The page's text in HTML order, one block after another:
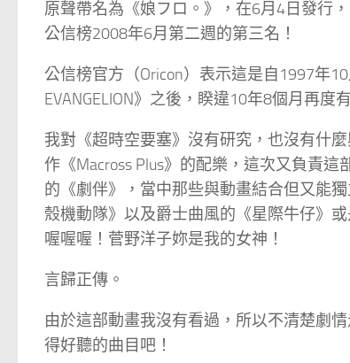
原聲帶名為《娘フロ。》，在6月4日發行
公信榜2008年6月第二週的第三名！
公信榜官方（Oricon）表示這是自1997年
EVANGELION》之後，睽違10年8個月再
我對《超時空要塞》沒有研究，也沒有什
作《Macross Plus》的配樂，這次又負責
的《劇伴》，當中那些與動畫結合但又能
殼機動隊》以及爵士曲風的《星際牛仔》
喔喔喔！菅野洋子妳是我的女神！
言歸正傳。
由於這部動畫我沒有看過，所以不清楚劇
得好聽的曲目吧！